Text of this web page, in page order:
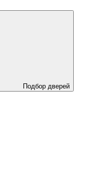
Подбор дверей